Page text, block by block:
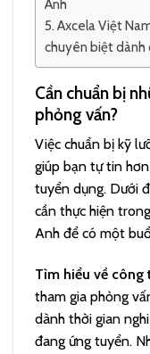
Anh
Axcela Việt
chuyên biệt dành
Cần chuẩn bị
phỏng vấn?
Việc chuẩn bị kỹ
giúp bạn tự tin
tuyển dụng. Dưới
cần thực hiện
Anh để có một
Tìm hiểu về công
tham gia phỏng
dành thời gian
đang ứng tuyển.